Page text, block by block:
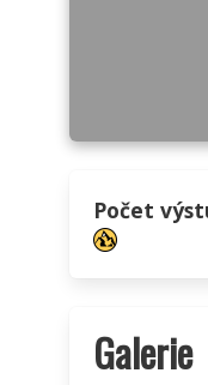
Počet
Galerie